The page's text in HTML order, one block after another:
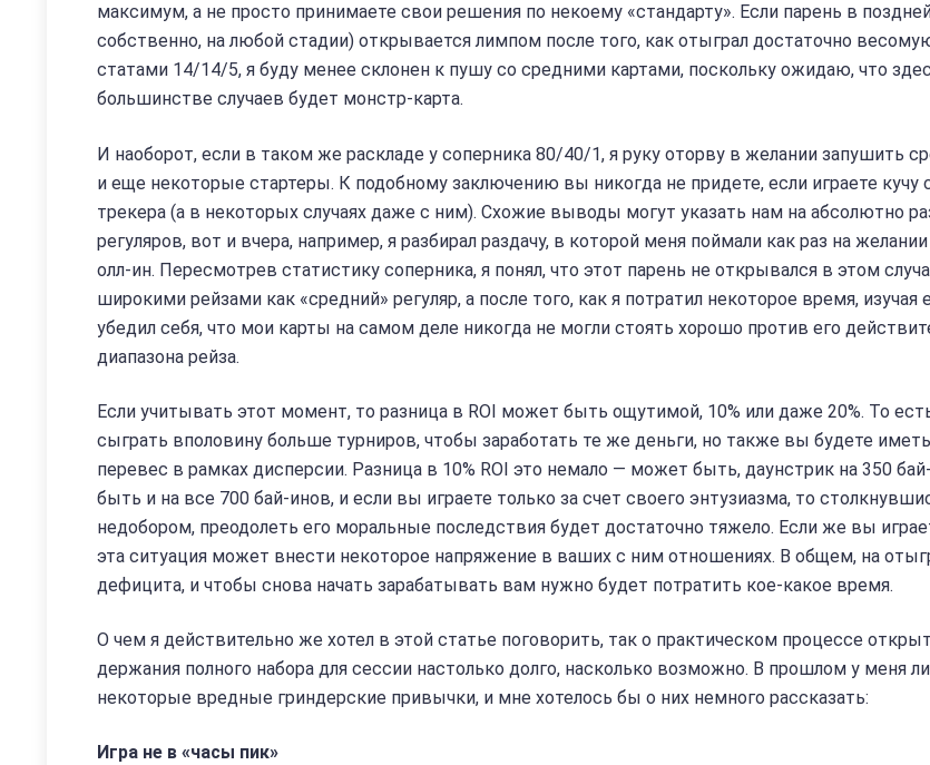
максимум, а не просто принимаете свои решения по некоему «cтандарту». Если парень в
собственно, на любой стадии) открывается лимпом после того, как отыграл достаточно
статами 14/14/5, я буду менее склонен к пушу со средними картами, поскольку ожидаю, что
большинстве случаев будет монстр-карта.
И наоборот, если в таком же раскладе у соперника 80/40/1, я руку оторву в желании запушить
и еще некоторые стартеры. К подобному заключению вы никогда не придете, если играете кучу
трекера (а в некоторых случаях даже с ним). Схожие выводы могут указать нам на абсолютно
регуляров, вот и вчера, например, я разбирал раздачу, в которой меня поймали как раз на
олл-ин. Пересмотрев статистику соперника, я понял, что этот парень не открывался в этом
широкими рейзами как «средний» регуляр, а после того, как я потратил некоторое время, изучая
убедил себя, что мои карты на самом деле никогда не могли стоять хорошо против его
диапазона рейза.
Если учитывать этот момент, то разница в ROI может быть ощутимой, 10% или даже 20%. То
сыграть вполовину больше турниров, чтобы заработать те же деньги, но также вы будете
перевес в рамках дисперсии. Разница в 10% ROI это немало — может быть, даунстрик на 350
быть и на все 700 бай-инов, и если вы играете только за счет своего энтузиазма, то
недобором, преодолеть его моральные последствия будет достаточно тяжело. Если же вы
эта ситуация может внести некоторое напряжение в ваших с ним отношениях. В общем, на
дефицита, и чтобы снова начать зарабатывать вам нужно будет потратить кое-какое время.
О чем я действительно же хотел в этой статье поговорить, так о практическом процессе
держания полного набора для сессии настолько долго, насколько возможно. В прошлом у меня
некоторые вредные гриндерские привычки, и мне хотелось бы о них немного рассказать:
Игра не в «часы пик»